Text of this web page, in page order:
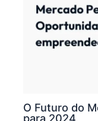
O Futuro do
para 2024